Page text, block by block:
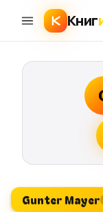
Книг
Gunter Mayer